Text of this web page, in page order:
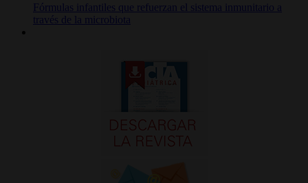
Fórmulas infantiles que refuerzan el sistema inmunitario a
través de la microbiota